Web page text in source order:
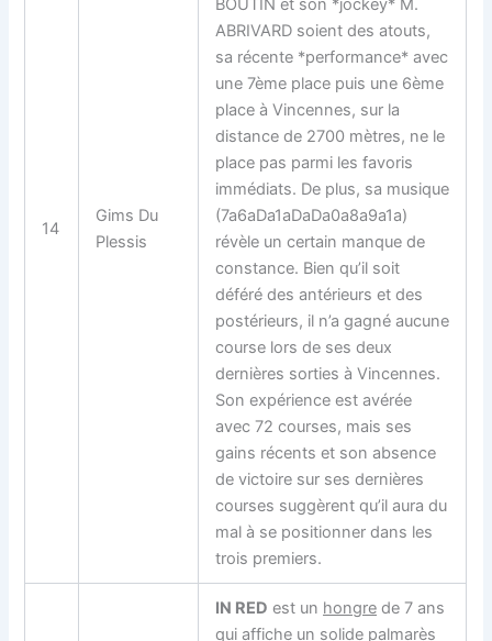
14
Gims Du
Plessis
ABRIVARD soient des atouts,
sa récente *performance* avec
une 7ème place puis une 6ème
place à Vincennes, sur la
distance de 2700 mètres, ne le
place pas parmi les favoris
immédiats. De plus, sa musique
(7a6aDa1aDaDa0a8a9a1a)
révèle un certain manque de
constance. Bien qu’il soit
déféré des antérieurs et des
postérieurs, il n’a gagné aucune
course lors de ses deux
dernières sorties à Vincennes.
Son expérience est avérée
avec 72 courses, mais ses
gains récents et son absence
de victoire sur ses dernières
courses suggèrent qu’il aura du
mal à se positionner dans les
trois premiers.
IN RED est un hongre de 7 ans
qui affiche un solide palmarès